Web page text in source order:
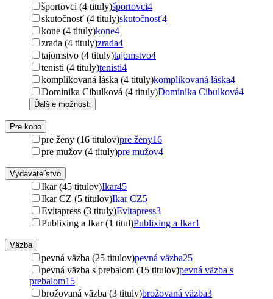
športovci (4 tituly)športovci4
skutočnosť (4 tituly)skutočnosť4
kone (4 tituly)kone4
zrada (4 tituly)zrada4
tajomstvo (4 tituly)tajomstvo4
tenisti (4 tituly)tenisti4
komplikovaná láska (4 tituly)komplikovaná láska4
Dominika Cibulková (4 tituly)Dominika Cibulková4
Ďalšie možnosti
Pre koho
pre ženy (16 titulov)pre ženy16
pre mužov (4 tituly)pre mužov4
Vydavateľstvo
Ikar (45 titulov)Ikar45
Ikar CZ (5 titulov)Ikar CZ5
Evitapress (3 tituly)Evitapress3
Publixing a Ikar (1 titul)Publixing a Ikar1
Väzba
pevná väzba (25 titulov)pevná väzba25
pevná väzba s prebalom (15 titulov)pevná väzba s
prebalom15
brožovaná väzba (3 tituly)brožovaná väzba3